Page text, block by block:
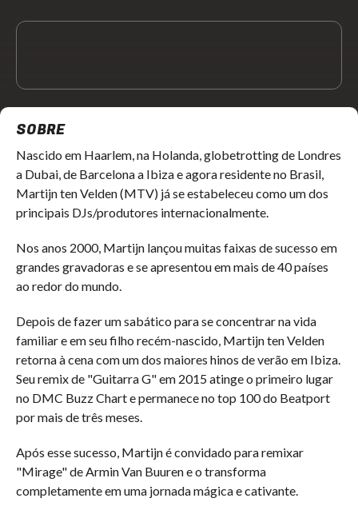
SOBRE
Nascido em Haarlem, na Holanda, globetrotting de Londres
a Dubai, de Barcelona a Ibiza e agora residente no Brasil,
Martijn ten Velden (MTV) já se estabeleceu como um dos
principais DJs/produtores internacionalmente.
Nos anos 2000, Martijn lançou muitas faixas de sucesso em
grandes gravadoras e se apresentou em mais de 40 países
ao redor do mundo.
Depois de fazer um sabático para se concentrar na vida
familiar e em seu filho recém-nascido, Martijn ten Velden
retorna à cena com um dos maiores hinos de verão em Ibiza.
Seu remix de "Guitarra G" em 2015 atinge o primeiro lugar
no DMC Buzz Chart e permanece no top 100 do Beatport
por mais de três meses.
Após esse sucesso, Martijn é convidado para remixar
"Mirage" de Armin Van Buuren e o transforma
completamente em uma jornada mágica e cativante.